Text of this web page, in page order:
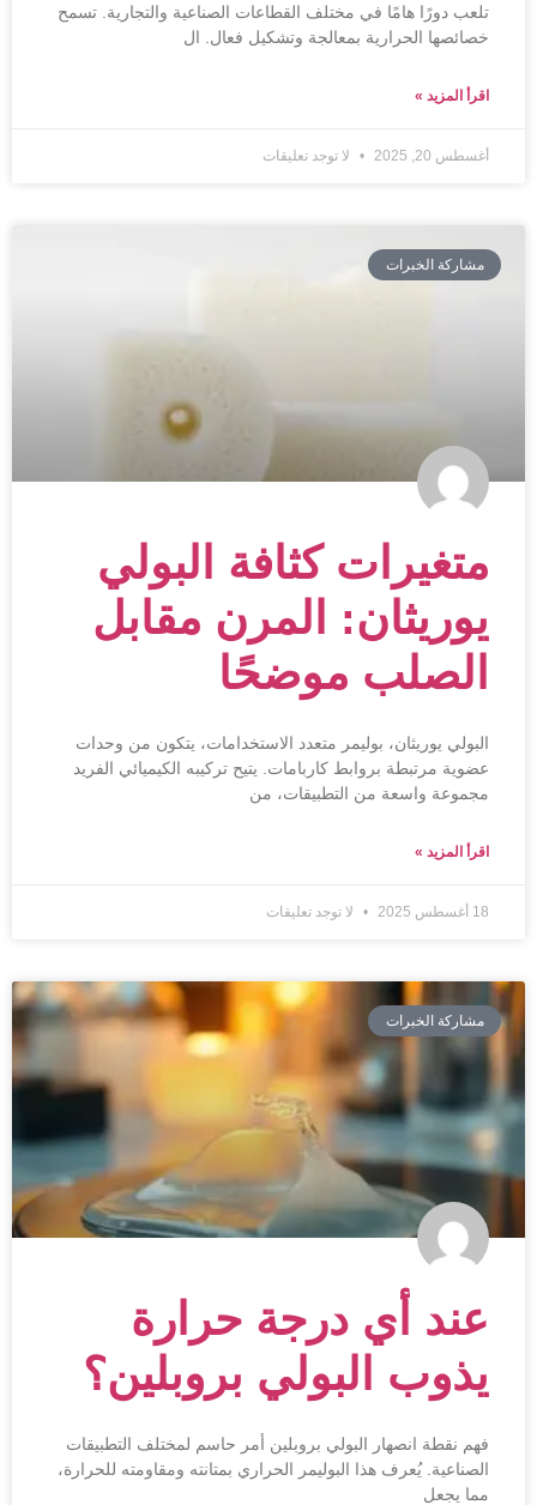
تلعب دورًا هامًا في مختلف القطاعات الصناعية والتجارية. تسمح
خصائصها الحرارية بمعالجة وتشكيل فعال. ال
اقرأ المزيد »
أغسطس 20, 2025 لا توجد تعليقات
مشاركة الخبرات
متغيرات كثافة البولي
يوريثان: المرن مقابل
الصلب موضحًا
البولي يوريثان، بوليمر متعدد الاستخدامات، يتكون من وحدات
عضوية مرتبطة بروابط كاربامات. يتيح تركيبه الكيميائي الفريد
مجموعة واسعة من التطبيقات، من
اقرأ المزيد »
18 أغسطس 2025 لا توجد تعليقات
مشاركة الخبرات
عند أي درجة حرارة
يذوب البولي بروبلين؟
فهم نقطة انصهار البولي بروبلين أمر حاسم لمختلف التطبيقات
الصناعية. يُعرف هذا البوليمر الحراري بمتانته ومقاومته للحرارة،
مما يجعل